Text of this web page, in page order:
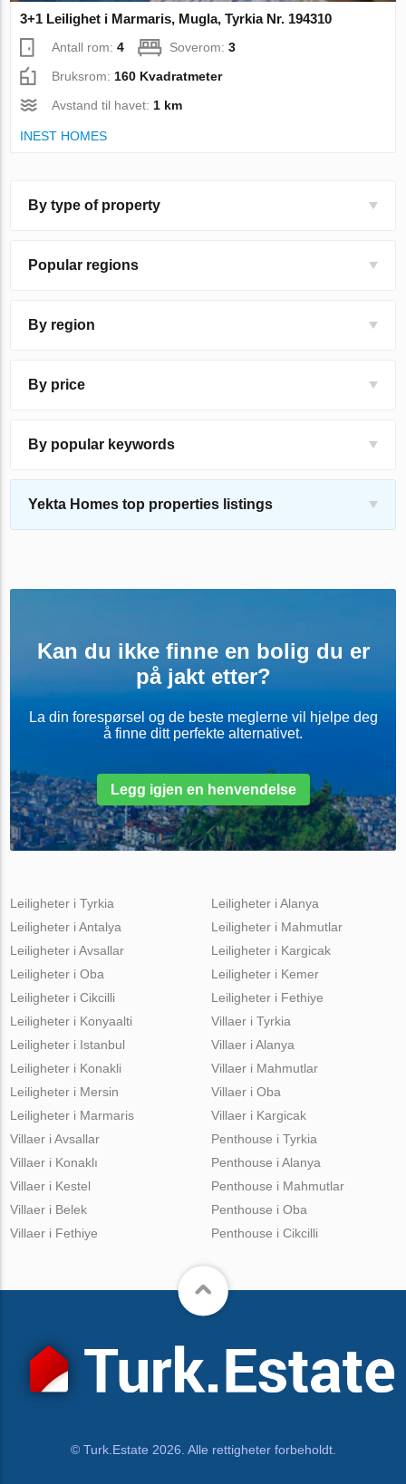
3+1 Leilighet i Marmaris, Mugla, Tyrkia Nr. 194310
Antall rom:4 Soverom:3
Bruksrom: 160 Kvadratmeter
Avstand til havet: 1 km
INEST HOMES
By type of property
Popular regions
By region
By price
By popular keywords
Yekta Homes top properties listings
Kan du ikke finne en bolig du er
på jakt etter?
La din forespørsel og de beste meglerne vil hjelpe deg
å finne ditt perfekte alternativet.
Legg igjen en henvendelse
Leiligheter i Tyrkia
Leiligheter i Antalya
Leiligheter i Avsallar
Leiligheter i Oba
Leiligheter i Cikcilli
Leiligheter i Alanya
Leiligheter i Mahmutlar
Leiligheter i Kargicak
Leiligheter i Kemer
Leiligheter i Fethiye
Leiligheter i Konyaalti
Leiligheter i Istanbul
Leiligheter i Konakli
Leiligheter i Mersin
Leiligheter i Marmaris
Villaer i Tyrkia
Villaer i Alanya
Villaer i Mahmutlar
Villaer i Oba
Villaer i Kargicak
Villaer i Avsallar
Villaer i Konaklı
Villaer i Kestel
Villaer i Belek
Villaer i Fethiye
Penthouse i Tyrkia
Penthouse i Alanya
Penthouse i Mahmutlar
Penthouse i Oba
Penthouse i Cikcilli
© Turk.Estate 2026. Alle rettigheter forbeholdt.